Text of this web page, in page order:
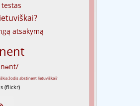
atsakymą
(flickr)